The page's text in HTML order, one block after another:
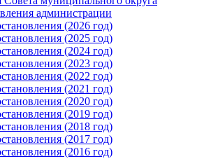
администрации
(2026 год)
(2025 год)
(2024 год)
(2023 год)
(2022 год)
(2021 год)
(2020 год)
(2019 год)
(2018 год)
(2017 год)
(2016 год)